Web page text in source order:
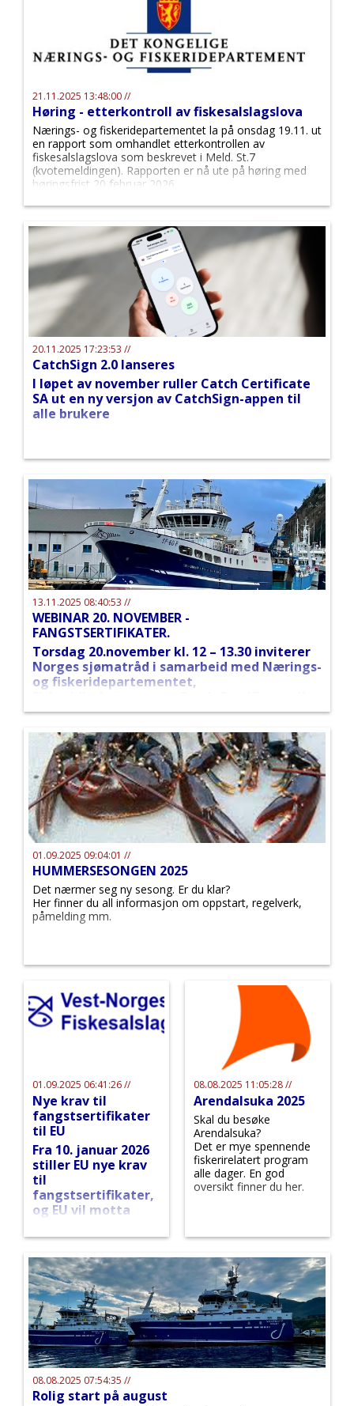
21.11.2025 13:48:00 //
Høring - etterkontroll av fiskesalslagslova
Nærings- og fiskeridepartementet la på onsdag 19.11. ut
en rapport som omhandlet etterkontrollen av
fiskesalslagslova som beskrevet i Meld. St.7
(kvotemeldingen). Rapporten er nå ute på høring med
høringsfrist 20 februar 2026.
20.11.2025 17:23:53 //
CatchSign 2.0 lanseres
I løpet av november ruller Catch Certificate
SA ut en ny versjon av CatchSign-appen til
alle brukere
13.11.2025 08:40:53 //
WEBINAR 20. NOVEMBER -
FANGSTSERTIFIKATER.
Torsdag 20.november kl. 12 – 13.30 inviterer
Norges sjømatråd i samarbeid med Nærings-
og fiskeridepartementet,
et oppdatert webinar om nye krav til
01.09.2025 09:04:01 //
HUMMERSESONGEN 2025
Det nærmer seg ny sesong. Er du klar?
Her finner du all informasjon om oppstart, regelverk,
påmelding mm.
01.09.2025 06:41:26 //
Nye krav til
fangstsertifikater
til EU
Fra 10. januar 2026
stiller EU nye krav
til
fangstsertifikater,
og EU vil motta
elektronisk.
08.08.2025 11:05:28 //
Arendalsuka 2025
Skal du besøke
Arendalsuka?
Det er mye spennende
fiskerirelatert program
alle dager. En god
oversikt finner du her.
08.08.2025 07:54:35 //
Rolig start på august